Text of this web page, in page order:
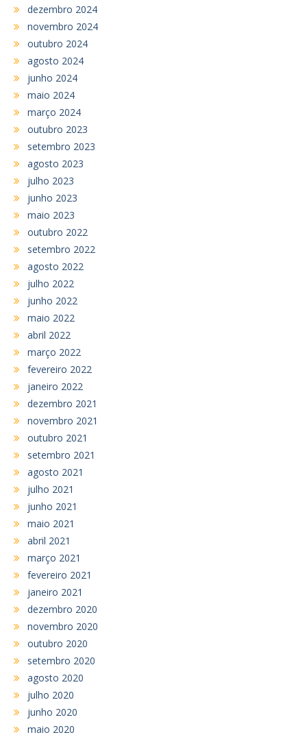
dezembro 2024
novembro 2024
outubro 2024
agosto 2024
junho 2024
maio 2024
março 2024
outubro 2023
setembro 2023
agosto 2023
julho 2023
junho 2023
maio 2023
outubro 2022
setembro 2022
agosto 2022
julho 2022
junho 2022
maio 2022
abril 2022
março 2022
fevereiro 2022
janeiro 2022
dezembro 2021
novembro 2021
outubro 2021
setembro 2021
agosto 2021
julho 2021
junho 2021
maio 2021
abril 2021
março 2021
fevereiro 2021
janeiro 2021
dezembro 2020
novembro 2020
outubro 2020
setembro 2020
agosto 2020
julho 2020
junho 2020
maio 2020